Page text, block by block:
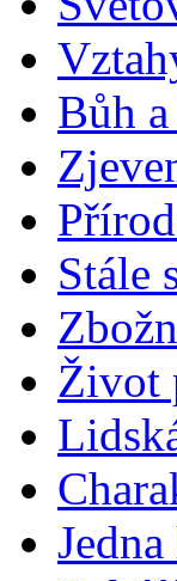
Bůh
Stále
Život